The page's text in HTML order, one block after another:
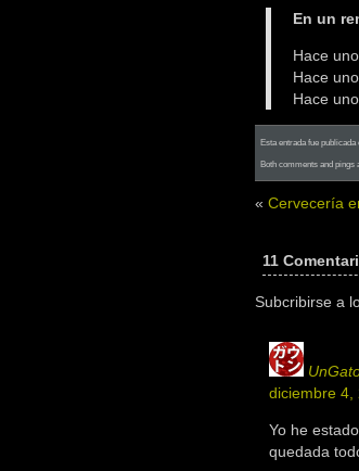
En un
Hace
Hace
Hace
Esta entrada fue
Both comments and pings
« Cervecería
11
Subcribirse a
diciembre 4,
Yo he
quedada